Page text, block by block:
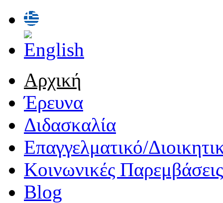
Skip to main content
stamatopoulos.edu.gr
Languages
Main menu
Αρχική
Έρευνα
Διδασκαλία
Επαγγελματικό/
Κοινωνικές Παρεμβάσεις
Blog